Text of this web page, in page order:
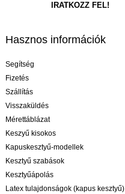
Hasznos információk
Segítség
Fizetés
Szállítás
Visszaküldés
Mérettáblázat
Keszyű kisokos
Kapuskesztyű-modellek
Kesztyű szabások
Kesztyűápolás
Latex tulajdonságok (kapus kesztyű)